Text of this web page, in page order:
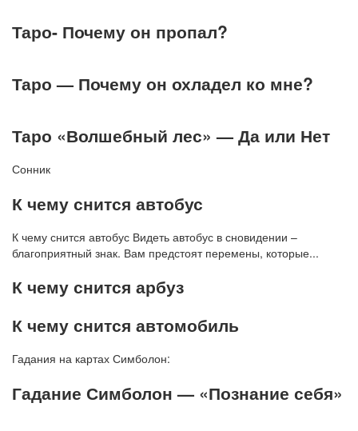
Таро- Почему он пропал?
Таро — Почему он охладел ко мне?
Таро «Волшебный лес» — Да или Нет
Сонник
К чему снится автобус
К чему снится автобус Видеть автобус в сновидении –
благоприятный знак. Вам предстоят перемены, которые...
К чему снится арбуз
К чему снится автомобиль
Гадания на картах Симболон:
Гадание Симболон — «Познание себя»